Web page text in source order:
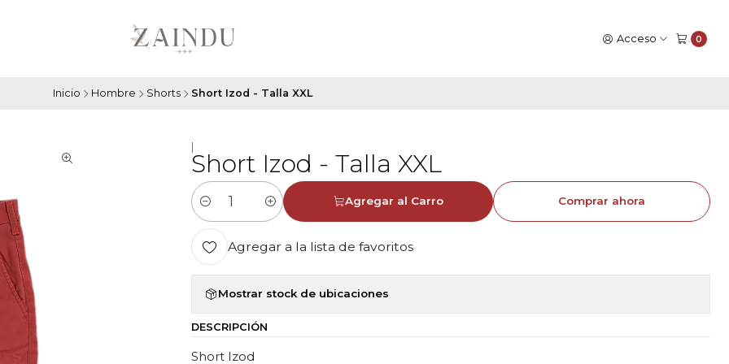
Acceso 0
Inicio Hombre Shorts Short Izod - Talla XXL
Short Izod - Talla XXL
Cantidad
Agregar al Carro Comprar ahora
Agregar a la lista de favoritos
Mostrar stock de ubicaciones
DESCRIPCIÓN
Short Izod